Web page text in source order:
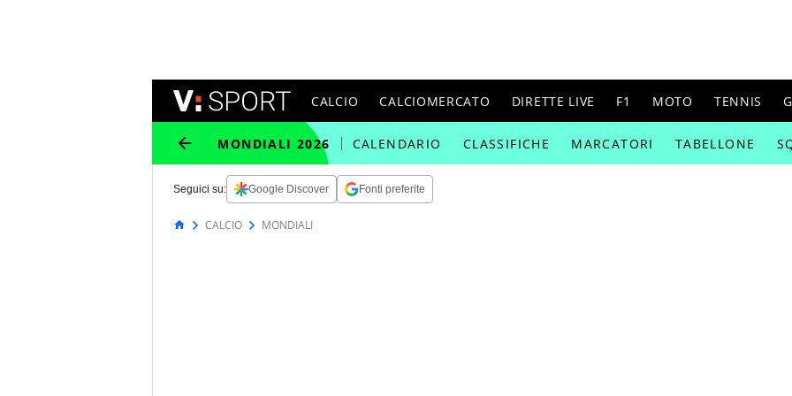
CALCIO CALCIOMERCATO DIRETTE LIVE F1 MOTO TENNIS
MONDIALI 2026 CALENDARIO CLASSIFICHE MARCATORI TABELLONE
Seguici su: Google Discover Fonti preferite
CALCIO MONDIALI